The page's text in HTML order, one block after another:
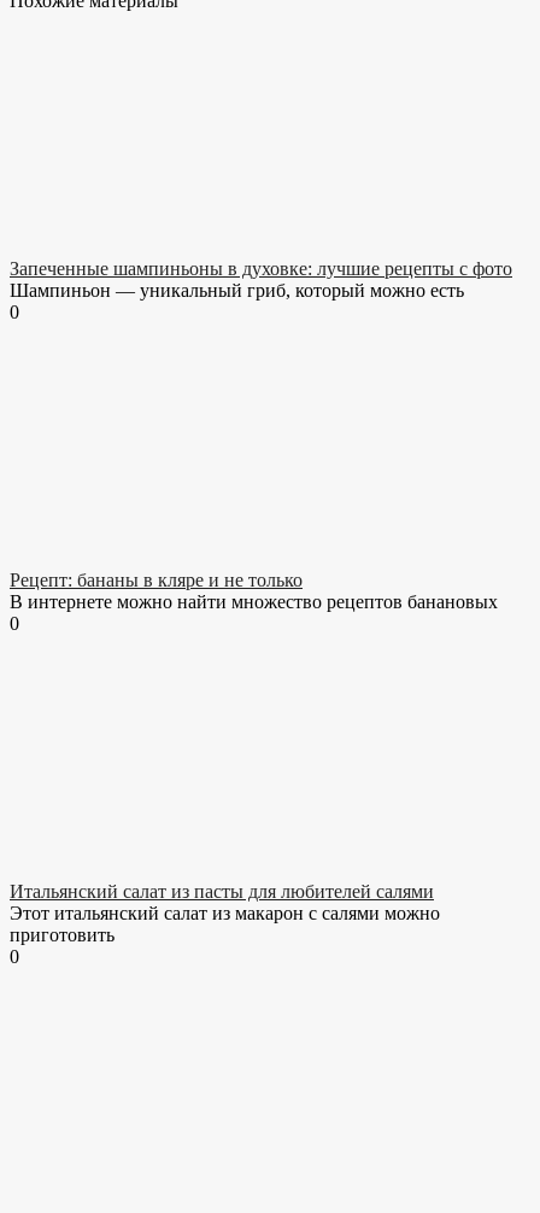
Запеченные шампиньоны в духовке: лучшие рецепты с фото
Шампиньон — уникальный гриб, который можно есть
0
Рецепт: бананы в кляре и не только
В интернете можно найти множество рецептов банановых
0
Итальянский салат из пасты для любителей салями
Этот итальянский салат из макарон с салями можно
приготовить
0